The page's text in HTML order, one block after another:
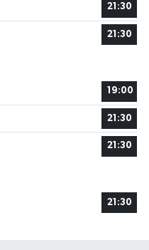
21:30
21:30
19:00
21:30
21:30
21:30